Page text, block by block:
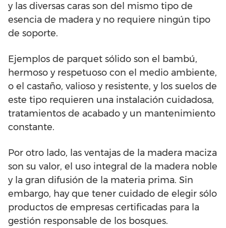
y las diversas caras son del mismo tipo de
esencia de madera y no requiere ningún tipo
de soporte.
Ejemplos de parquet sólido son el bambú,
hermoso y respetuoso con el medio ambiente,
o el castaño, valioso y resistente, y los suelos de
este tipo requieren una instalación cuidadosa,
tratamientos de acabado y un mantenimiento
constante.
Por otro lado, las ventajas de la madera maciza
son su valor, el uso integral de la madera noble
y la gran difusión de la materia prima. Sin
embargo, hay que tener cuidado de elegir sólo
productos de empresas certificadas para la
gestión responsable de los bosques.